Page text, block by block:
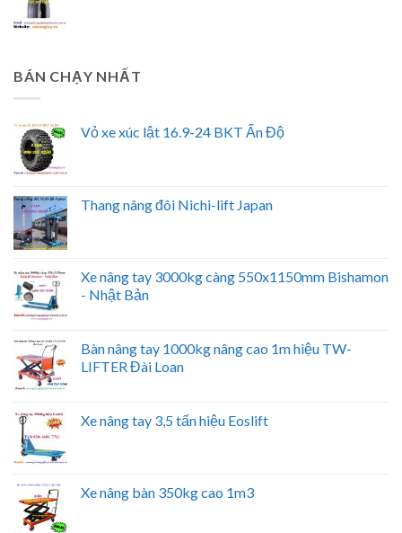
BÁN CHẠY NHẤT
Vỏ xe xúc lật 16.9-24 BKT Ấn Độ
Thang nâng đôi Nichi-lift Japan
Xe nâng tay 3000kg càng 550x1150mm Bishamon
- Nhật Bản
Bàn nâng tay 1000kg nâng cao 1m hiệu TW-
LIFTER Đài Loan
Xe nâng tay 3,5 tấn hiệu Eoslift
Xe nâng bàn 350kg cao 1m3